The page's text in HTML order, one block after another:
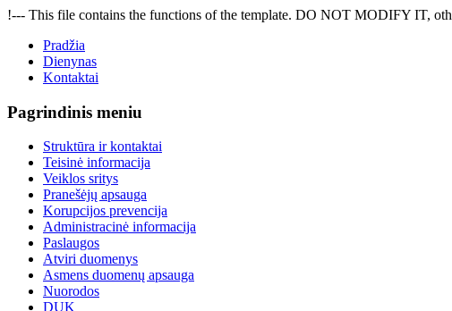
!--- This file contains the functions of the template. DO NOT MODIFY IT,
Pradžia
Dienynas
Kontaktai
Pagrindinis meniu
Struktūra ir kontaktai
Teisinė informacija
Veiklos sritys
Pranešėjų apsauga
Korupcijos prevencija
Administracinė informacija
Paslaugos
Atviri duomenys
Asmens duomenų apsauga
Nuorodos
DUK